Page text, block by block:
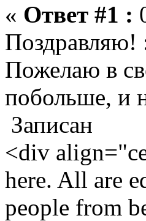
« Ответ #1 :
Поздравляю!
Пожелаю в
побольше, и
Записан
<div
here. All are
people from